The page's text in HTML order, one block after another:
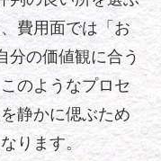
費用面では「お
分の価値観に合う
のようなプロセ
静かに偲ぶため
ります。